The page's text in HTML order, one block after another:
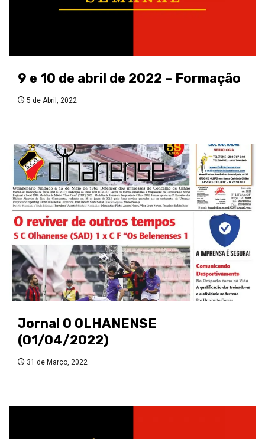
9 e 10 de abril de 2022 – Formação
5 de Abril, 2022
Jornal O OLHANENSE
(01/04/2022)
31 de Março, 2022